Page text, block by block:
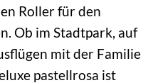
Roller für den
Ob im Stadtpark, auf
mit der Familie
pastellrosa ist